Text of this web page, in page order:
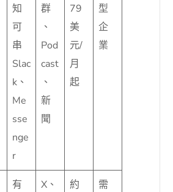
知
可
串
Slac
k、
Me
sse
nge
r
群
、
Pod
cast
、
新
聞
79
美
元/
月
起
型
企
業
有
X、
約
需